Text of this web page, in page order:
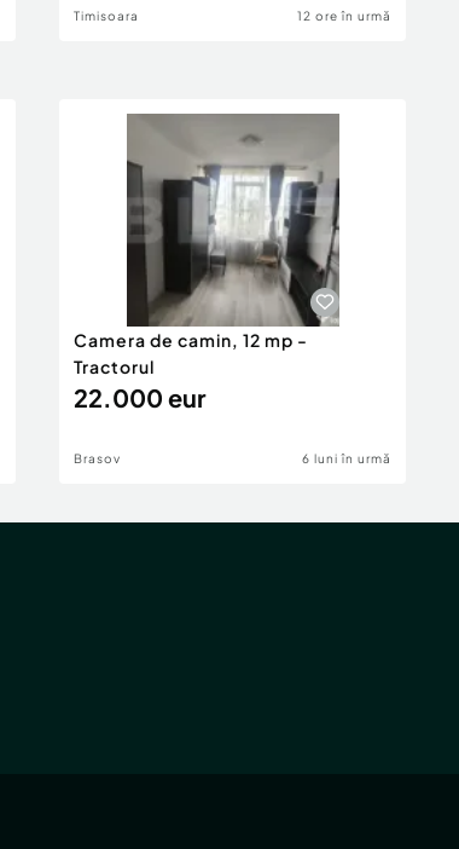
Timisoara 12 ore în urmă
Camera de camin, 12 mp -
Tractorul
22.000 eur
Brasov 6 luni în urmă